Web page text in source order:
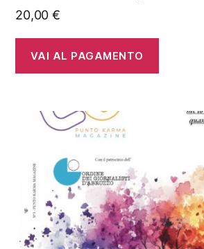
20,00 €
VAI AL PAGAMENTO